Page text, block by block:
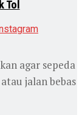
Tol
agar sepeda
jalan bebas